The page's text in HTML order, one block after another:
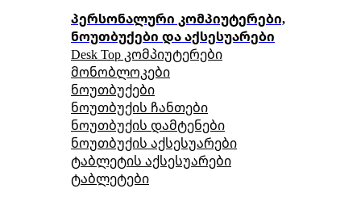
პერსონალური კომპიუტერები,
ნოუთბუქები და აქსესუარები
Desk Top კომპიუტერები
მონობლოკები
ნოუთბუქები
ნოუთბუქის ჩანთები
ნოუთბუქის დამტენები
ნოუთბუქის აქსესუარები
ტაბლეტის აქსესუარები
ტაბლეტები